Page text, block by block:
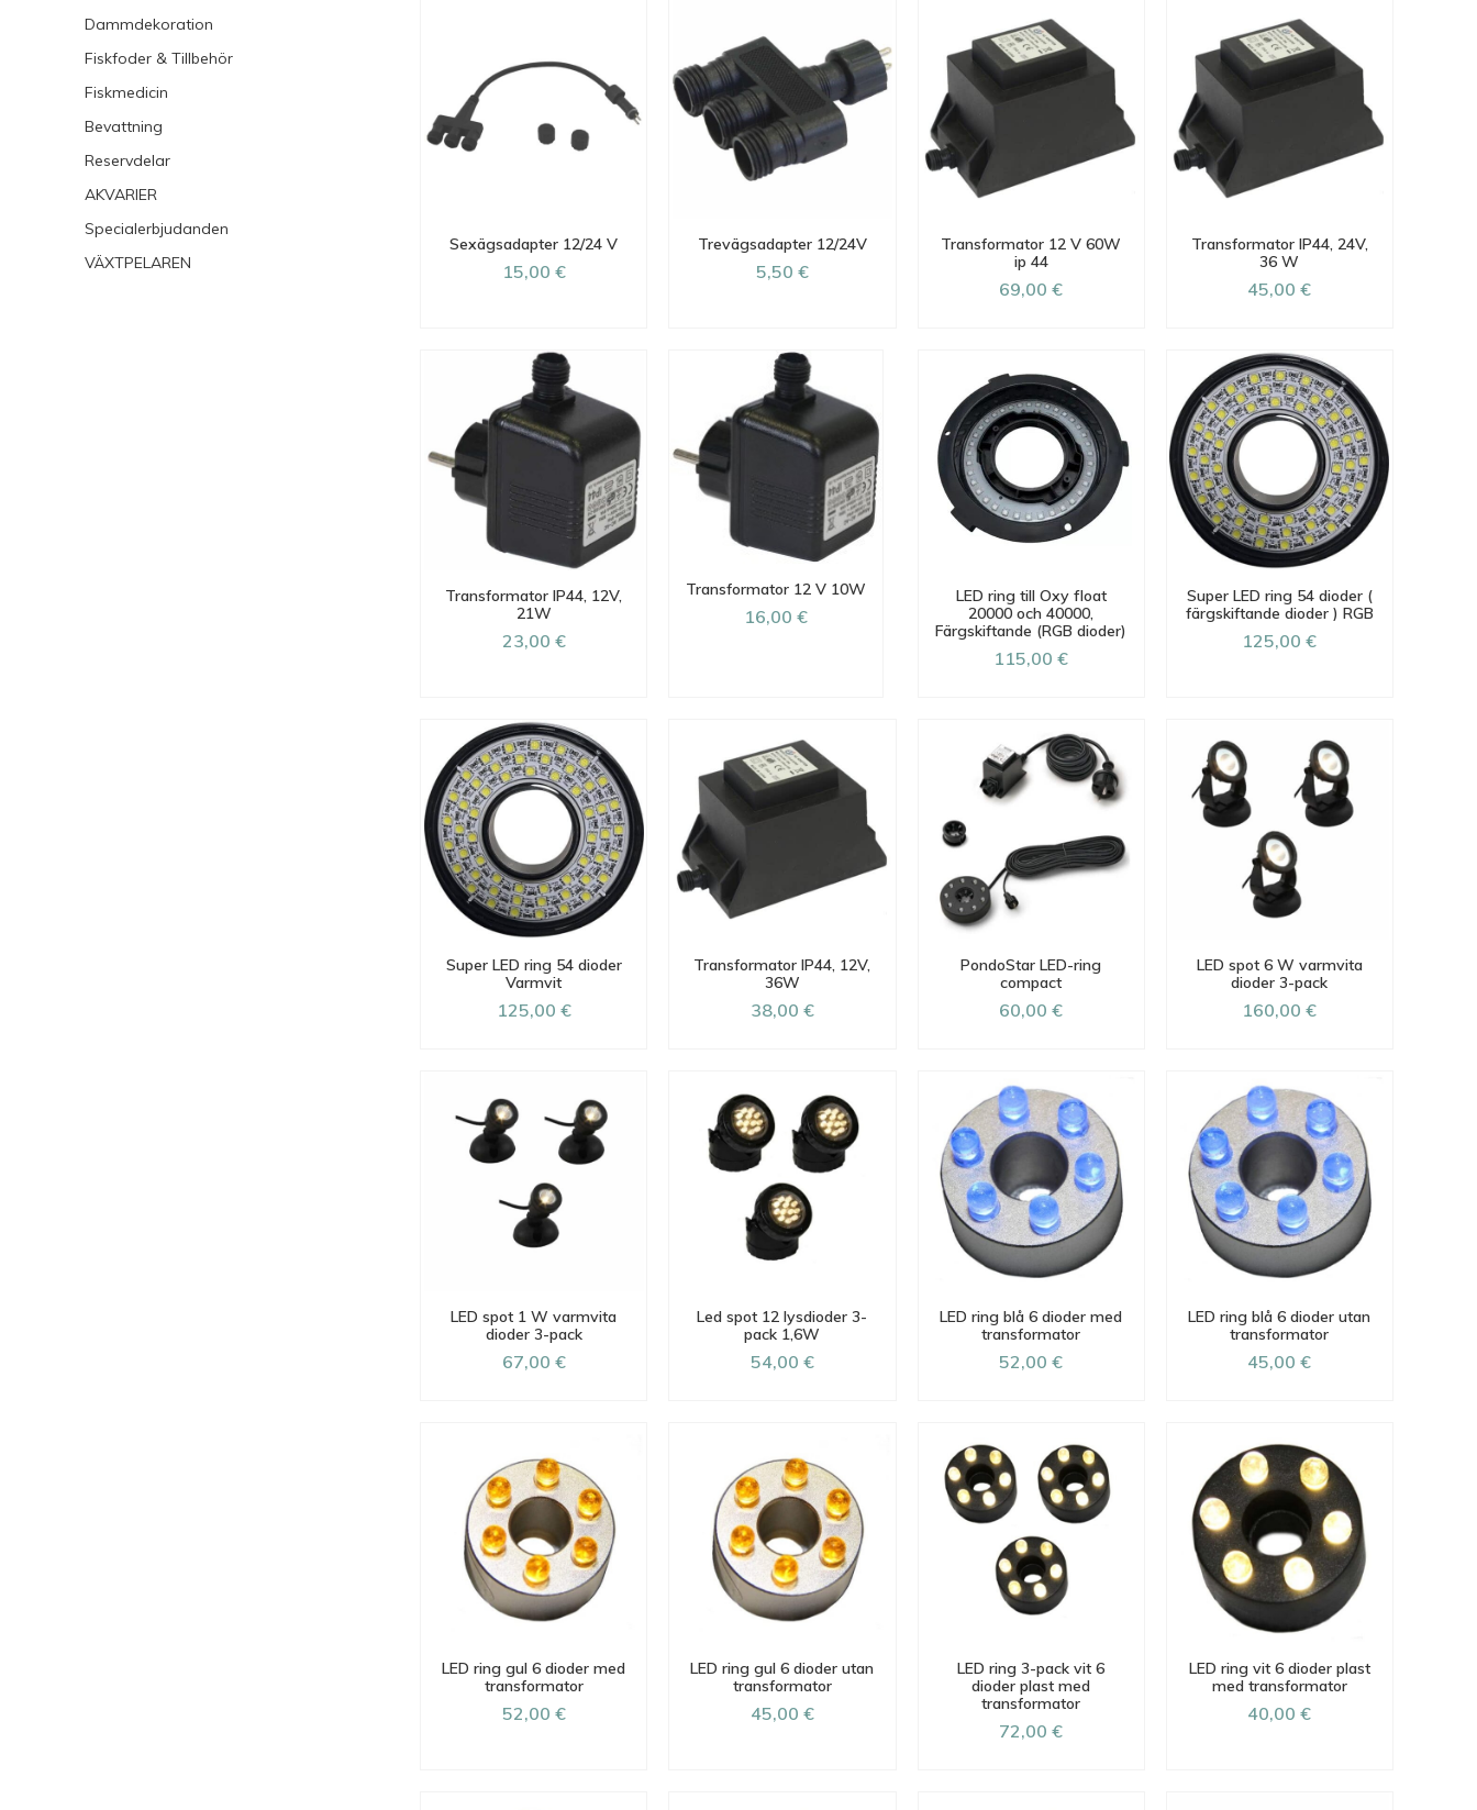
Dammdekoration
Fiskfoder & Tillbehör
Fiskmedicin
Bevattning
Reservdelar
AKVARIER
Specialerbjudanden
VÄXTPELAREN
Sexägsadapter 12/24 V
15,00 €
Trevägsadapter 12/24V
5,50 €
Transformator 12 V 60W
ip 44
69,00 €
Transformator IP44, 24V,
36 W
45,00 €
Transformator IP44, 12V,
21W
23,00 €
Transformator 12 V 10W
16,00 €
LED ring till Oxy float
20000 och 40000,
Färgskiftande (RGB dioder)
115,00 €
Super LED ring 54 dioder (
färgskiftande dioder ) RGB
125,00 €
Super LED ring 54 dioder
Varmvit
125,00 €
Transformator IP44, 12V,
36W
38,00 €
PondoStar LED-ring
compact
60,00 €
LED spot 6 W varmvita
dioder 3-pack
160,00 €
LED spot 1 W varmvita
dioder 3-pack
67,00 €
Led spot 12 lysdioder 3-
pack 1,6W
54,00 €
LED ring blå 6 dioder med
transformator
52,00 €
LED ring blå 6 dioder utan
transformator
45,00 €
LED ring gul 6 dioder med
transformator
52,00 €
LED ring gul 6 dioder utan
transformator
45,00 €
LED ring 3-pack vit 6
dioder plast med
transformator
72,00 €
LED ring vit 6 dioder plast
med transformator
40,00 €